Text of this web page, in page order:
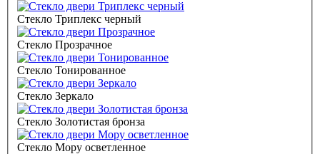
Стекло Триплекс черный
Стекло Прозрачное
Стекло Тонированное
Стекло Зеркало
Стекло Золотистая бронза
Стекло Мору осветленное